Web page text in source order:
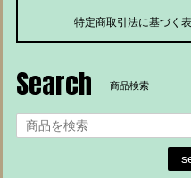
特定商取引法に基づく
Search 商品検索